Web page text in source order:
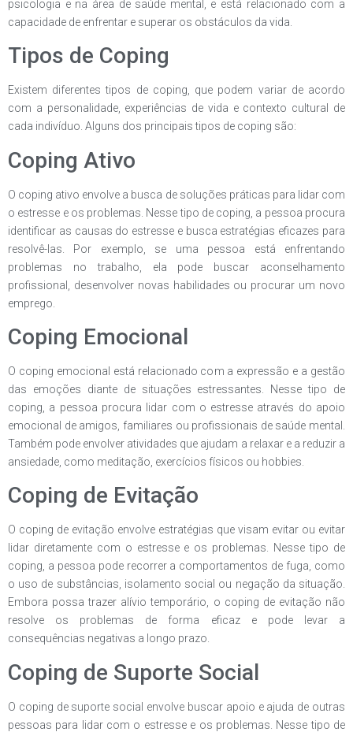
psicologia e na área de saúde mental, e está relacionado com a
capacidade de enfrentar e superar os obstáculos da vida.
Tipos de Coping
Existem diferentes tipos de coping, que podem variar de acordo
com a personalidade, experiências de vida e contexto cultural de
cada indivíduo. Alguns dos principais tipos de coping são:
Coping Ativo
O coping ativo envolve a busca de soluções práticas para lidar com
o estresse e os problemas. Nesse tipo de coping, a pessoa procura
identificar as causas do estresse e busca estratégias eficazes para
resolvê-las. Por exemplo, se uma pessoa está enfrentando
problemas no trabalho, ela pode buscar aconselhamento
profissional, desenvolver novas habilidades ou procurar um novo
emprego.
Coping Emocional
O coping emocional está relacionado com a expressão e a gestão
das emoções diante de situações estressantes. Nesse tipo de
coping, a pessoa procura lidar com o estresse através do apoio
emocional de amigos, familiares ou profissionais de saúde mental.
Também pode envolver atividades que ajudam a relaxar e a reduzir a
ansiedade, como meditação, exercícios físicos ou hobbies.
Coping de Evitação
O coping de evitação envolve estratégias que visam evitar ou evitar
lidar diretamente com o estresse e os problemas. Nesse tipo de
coping, a pessoa pode recorrer a comportamentos de fuga, como
o uso de substâncias, isolamento social ou negação da situação.
Embora possa trazer alívio temporário, o coping de evitação não
resolve os problemas de forma eficaz e pode levar a
consequências negativas a longo prazo.
Coping de Suporte Social
O coping de suporte social envolve buscar apoio e ajuda de outras
pessoas para lidar com o estresse e os problemas. Nesse tipo de